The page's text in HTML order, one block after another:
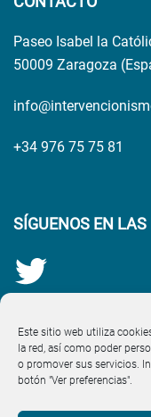
Este sitio web utiliza
la red, así como poder
o promover sus servicios.
botón "Ver preferencias".
Paseo Isabel la
50009 Zaragoza
+34 976 75 75 81
SÍGUENOS EN LAS